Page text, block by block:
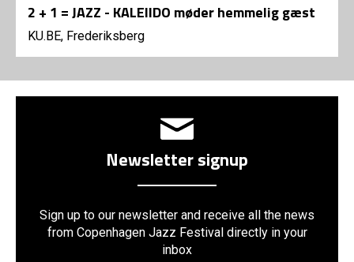
2 + 1 = JAZZ - KALEIIDO møder hemmelig gæst
KU.BE, Frederiksberg
Newsletter signup
Sign up to our newsletter and receive all the news
from Copenhagen Jazz Festival directly in your
inbox